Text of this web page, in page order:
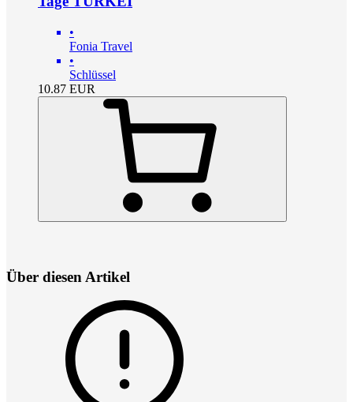
•
Fonia Travel
•
Schlüssel
10.87 EUR
Über diesen Artikel